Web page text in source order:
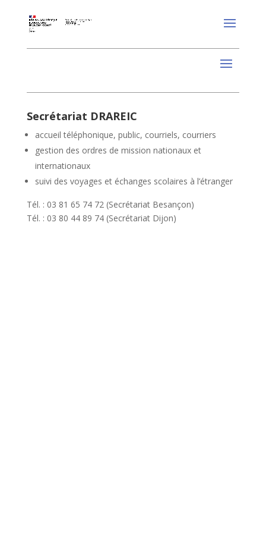
Secrétariat DRAREIC
accueil téléphonique, public, courriels, courriers
gestion des ordres de mission nationaux et
internationaux
suivi des voyages et échanges scolaires à l’étranger
Tél. : 03 81 65 74 72 (Secrétariat Besançon)
Tél. : 03 80 44 89 74 (Secrétariat Dijon)